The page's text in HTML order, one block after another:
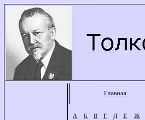
Главная
А Б В Г Д Е Ж